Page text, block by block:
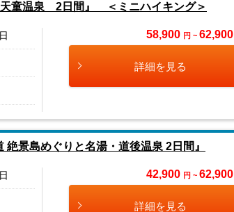
天童温泉 2日間』 ＜ミニハイキング＞
58,900 円 ~ 62,900
詳細を見る
景島めぐりと名湯・道後温泉 2日間』
42,900 円 ~ 62,900
詳細を見る